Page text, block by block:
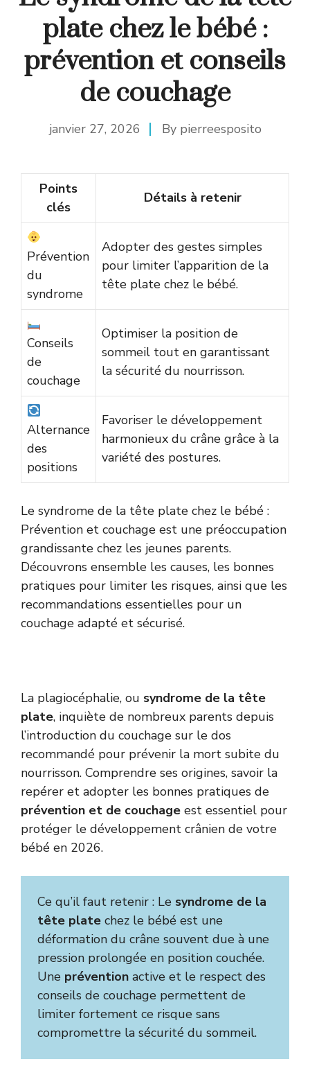
plate chez le bébé :
prévention et conseils
de couchage
janvier 27, 2026 By pierreesposito
Points
clés
Détails à retenir
Prévention
du
syndrome
Adopter des gestes simples
pour limiter l’apparition de la
tête plate chez le bébé.
Conseils
de
couchage
Optimiser la position de
sommeil tout en garantissant
la sécurité du nourrisson.
Alternance
des
positions
Favoriser le développement
harmonieux du crâne grâce à la
variété des postures.
Le syndrome de la tête plate chez le bébé :
Prévention et couchage est une préoccupation
grandissante chez les jeunes parents.
Découvrons ensemble les causes, les bonnes
pratiques pour limiter les risques, ainsi que les
recommandations essentielles pour un
couchage adapté et sécurisé.
La plagiocéphalie, ou syndrome de la tête
plate, inquiète de nombreux parents depuis
l’introduction du couchage sur le dos
recommandé pour prévenir la mort subite du
nourrisson. Comprendre ses origines, savoir la
repérer et adopter les bonnes pratiques de
prévention et de couchage est essentiel pour
protéger le développement crânien de votre
bébé en 2026.
Ce qu’il faut retenir : Le syndrome de la
tête plate chez le bébé est une
déformation du crâne souvent due à une
pression prolongée en position couchée.
Une prévention active et le respect des
conseils de couchage permettent de
limiter fortement ce risque sans
compromettre la sécurité du sommeil.